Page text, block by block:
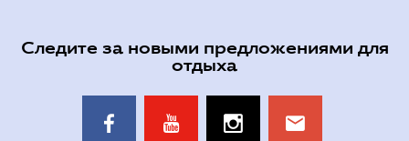
Следите за новыми предложениями для
отдыха